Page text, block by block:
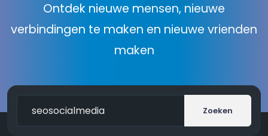
Ontdek nieuwe mensen, nieuwe
verbindingen te maken en nieuwe vrienden
maken
Zoeken